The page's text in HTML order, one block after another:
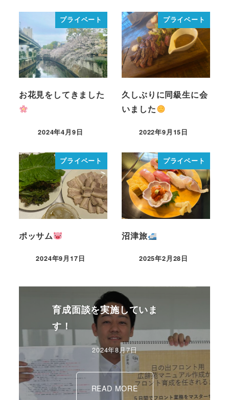
プライベート
お花見をしてきました
2024年4月9日
プライベート
久しぶりに同級生に会
いました
2022年9月15日
プライベート
ポッサム
2024年9月17日
プライベート
沼津旅
2025年2月28日
育成面談を実施していま
す！
2024年8月7日
READ MORE